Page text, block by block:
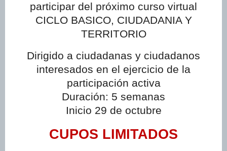
participar del próximo curso virtual
CICLO BASICO, CIUDADANIA Y
TERRITORIO
Dirigido a ciudadanas y ciudadanos
interesados en el ejercicio de la
participación activa
Duración: 5 semanas
Inicio 29 de octubre
CUPOS LIMITADOS